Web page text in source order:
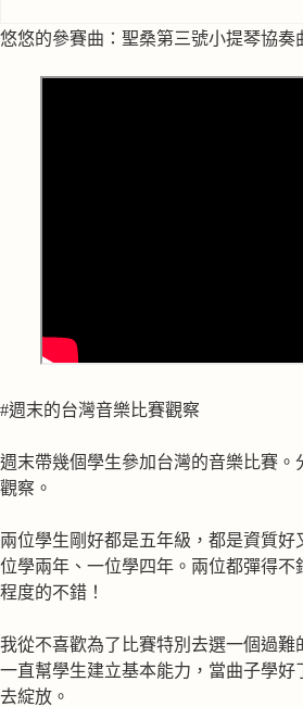
悠悠的參賽曲：聖桑第三號小提琴協奏
#週末的台灣音樂比賽觀察
週末帶幾個學生參加台灣的音樂比賽。
觀察。
兩位學生剛好都是五年級，都是資質好
位學兩年、一位學四年。兩位都彈得不
程度的不錯！
我從不喜歡為了比賽特別去選一個過難
一直幫學生建立基本能力，當曲子學好
去綻放。